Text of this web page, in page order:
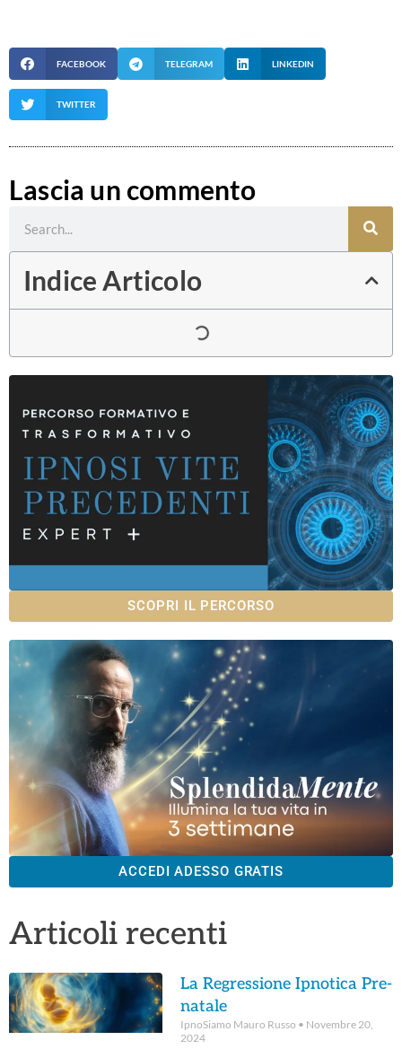
FACEBOOK TELEGRAM LINKEDIN
TWITTER
Lascia un commento
Indice Articolo
SCOPRI IL PERCORSO
ACCEDI ADESSO GRATIS
Articoli recenti
La Regressione Ipnotica Pre-
natale
IpnoSiamo Mauro Russo
Novembre 20,
2024